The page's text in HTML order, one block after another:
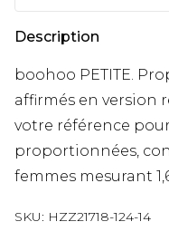
Description
boohoo PETITE.
affirmés en version
votre référence
proportionnées,
femmes mesurant
SKU: HZZ21718-124-14